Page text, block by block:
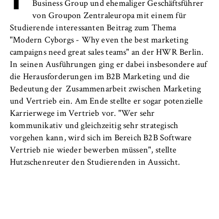
i
n
B
e
r
l
i
n
S
c
h
o
o
Neuigkeiten
Veranstaltungen
Personen und Kontakte
Formulare
FB 2 Duales Studium
FB 3 Allgemeine Verwaltung
FB 4 Rechtspflege
Business Group und ehemaliger Geschäftsführer
von Groupon Zentraleuropa mit einem für
Studierende interessanten Beitrag zum Thema
"Modern Cyborgs - Why even the best marketing
campaigns need great sales teams" an der HWR Berlin.
In seinen Ausführungen ging er dabei insbesondere auf
die Herausforderungen im B2B Marketing und die
Bedeutung der Zusammenarbeit zwischen Marketing
und Vertrieb ein. Am Ende stellte er sogar potenzielle
Karrierwege im Vertrieb vor. "Wer sehr
kommunikativ und gleichzeitig sehr strategisch
vorgehen kann, wird sich im Bereich B2B Software
Vertrieb nie wieder bewerben müssen", stellte
Hutzschenreuter den Studierenden in Aussicht.
Anbieter:
Betreiber dieser Website
Zweck:
Speichert den Zustimmungsstatus des
Benutzers für Cookies auf der aktuellen
Domäne. Dadurch wird verhindert, dass das
Cookie-Banner bei jedem erneuten Aufruf
der Website wiederholt angezeigt wird.
Cookie Laufzeit:
1 Jahr
TYPO3 Frontend Nutzer